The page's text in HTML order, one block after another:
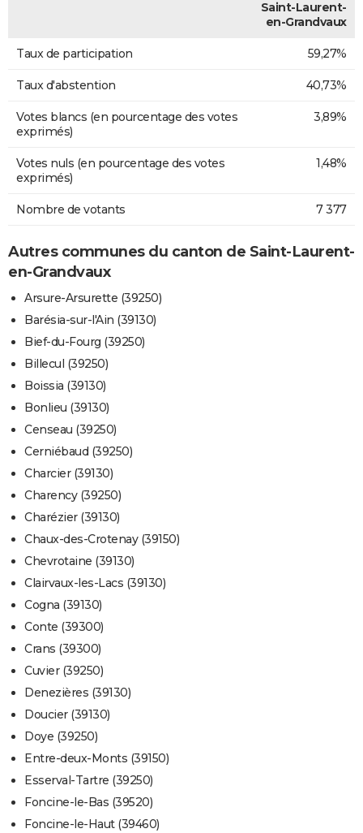
Saint-Laurent-
en-Grandvaux
Taux de participation 59,27%
Taux d'abstention 40,73%
Votes blancs (en pourcentage des votes
exprimés)
3,89%
Votes nuls (en pourcentage des votes
exprimés)
1,48%
Nombre de votants 7 377
Autres communes du canton de Saint-Laurent-
en-Grandvaux
Arsure-Arsurette (39250)
Barésia-sur-l'Ain (39130)
Bief-du-Fourg (39250)
Billecul (39250)
Boissia (39130)
Bonlieu (39130)
Censeau (39250)
Cerniébaud (39250)
Charcier (39130)
Charency (39250)
Charézier (39130)
Chaux-des-Crotenay (39150)
Chevrotaine (39130)
Clairvaux-les-Lacs (39130)
Cogna (39130)
Conte (39300)
Crans (39300)
Cuvier (39250)
Denezières (39130)
Doucier (39130)
Doye (39250)
Entre-deux-Monts (39150)
Esserval-Tartre (39250)
Foncine-le-Bas (39520)
Foncine-le-Haut (39460)